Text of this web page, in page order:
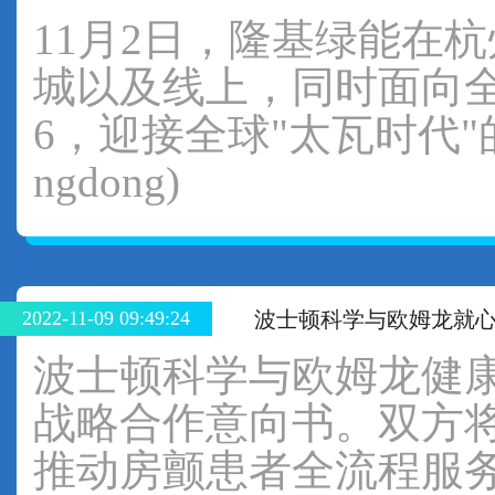
11月2日，隆基绿能在
城以及线上，同时面向
6，迎接全球"太瓦时代"
ngdong)
波士顿科学与欧姆龙就
波士顿科学与欧姆龙健
战略合作意向书。双方
推动房颤患者全流程服
2022-11-09 09:49:24